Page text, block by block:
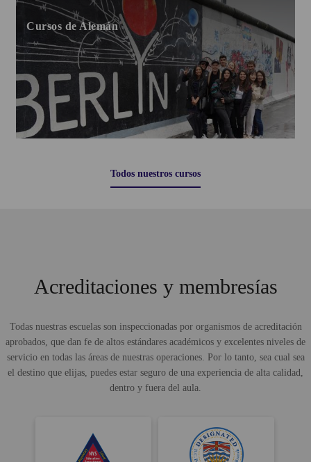
Cursos de Alemán
Todos nuestros cursos
Acreditaciones y membresías
Todas nuestras escuelas son inspeccionadas por organismos de acreditación
aprobados, que dan fe de altos estándares académicos y excelentes niveles de
servicio en todas las áreas de nuestras operaciones. Por lo tanto, sea cual sea
el destino que elijas, puedes estar seguro de una experiencia de alta calidad,
dentro y fuera del aula.